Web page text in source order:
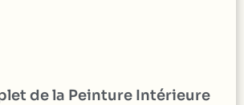
de la Peinture Intérieure